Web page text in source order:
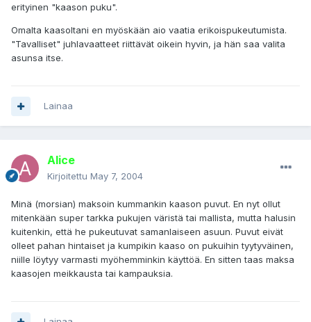
erityinen "kaason puku".
Omalta kaasoltani en myöskään aio vaatia erikoispukeutumista.
"Tavalliset" juhlavaatteet riittävät oikein hyvin, ja hän saa valita
asunsa itse.
Lainaa
Alice
Kirjoitettu May 7, 2004
Minä (morsian) maksoin kummankin kaason puvut. En nyt ollut
mitenkään super tarkka pukujen väristä tai mallista, mutta halusin
kuitenkin, että he pukeutuvat samanlaiseen asuun. Puvut eivät
olleet pahan hintaiset ja kumpikin kaaso on pukuihin tyytyväinen,
niille löytyy varmasti myöhemminkin käyttöä. En sitten taas maksa
kaasojen meikkausta tai kampauksia.